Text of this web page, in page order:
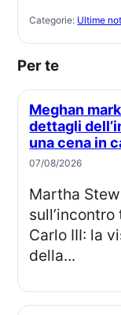
Categorie: Ultime
Per te
Meghan markle avrebbe raccontato
dettagli
una cena in
07/08/2026
Martha Stewart svela dettagli
Carlo III: la
della...